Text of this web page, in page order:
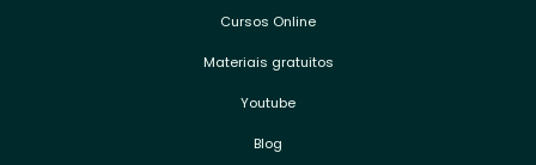
Cursos Online
Materiais gratuitos
Youtube
Blog